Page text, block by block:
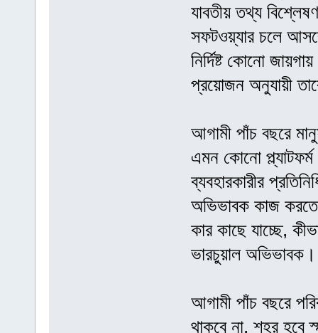
যাবতীয় তথ্য
সফটওয়্যার চলে
নির্দিষ্ট কোনো
প্রয়োজন অনুযায়ী
আগামী পাঁচ বছরে
এমন কোনো
ব্যবহারকারীর
অভিভাবক কাজ
কার কাছে যাচ্ছে,
ভারচুয়াল অভিভাবক।
আগামী পাঁচ বছরে
থাকবে না, শহর হবে